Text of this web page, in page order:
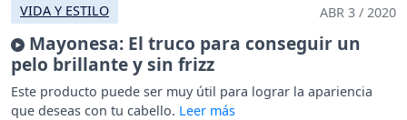
VIDA Y ESTILO ABR 3 / 2020
Mayonesa: El truco para conseguir un
pelo brillante y sin frizz
Este producto puede ser muy útil para lograr la apariencia
que deseas con tu cabello.